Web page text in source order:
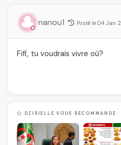
nanou1 Posté le 04 Jan
Fifi, tu voudrais vivre où?
DZIRIELLE VOUS RECOMMANDE